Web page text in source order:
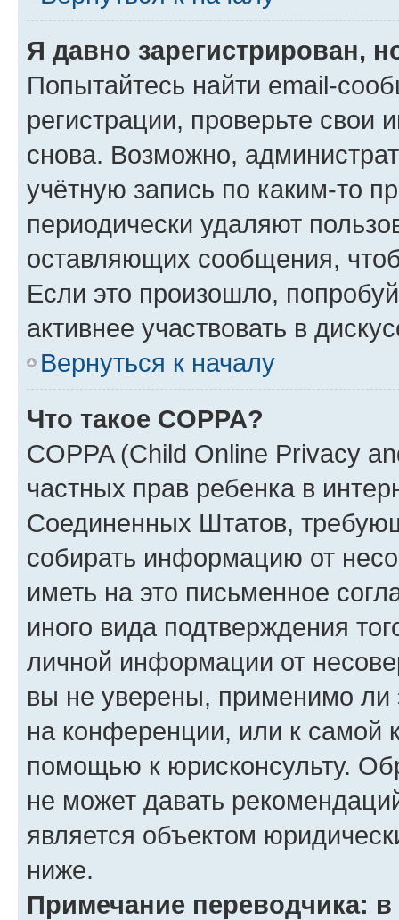
Я давно зарегистрирован,
Попытайтесь найти email-
регистрации, проверьте свои
снова. Возможно,
учётную запись по каким-то
периодически удаляют
оставляющих сообщения,
Если это произошло,
активнее участвовать в
Вернуться к началу
Что такое COPPA?
COPPA (Child Online Privacy
частных прав ребенка в
Соединенных Штатов,
собирать информацию от
иметь на это письменное
иного вида подтверждения
личной информации от
вы не уверены, применимо ли
на конференции, или к самой
помощью к юрисконсульту.
не может давать
является объектом
ниже.
Примечание переводчика: